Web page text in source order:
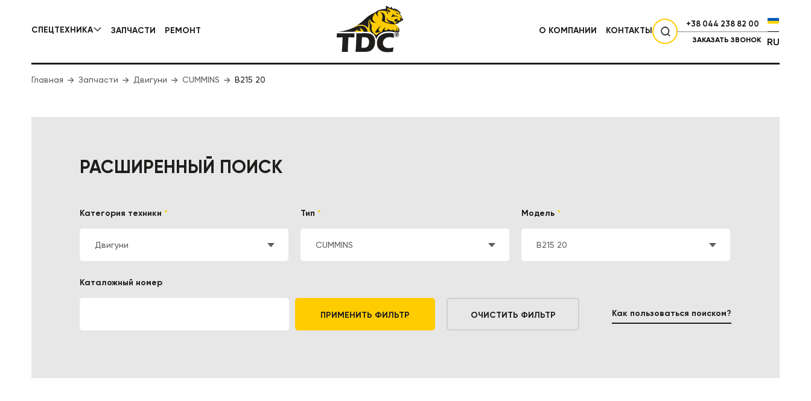
СПЕЦТЕХНИКА
КОММУНАЛЬНАЯ СПЕЦТЕХНИКА ДОРОЖНАЯ СПЕЦТЕХНИКА
СТРОИТЕЛЬНАЯ СПЕЦТЕХНИКА
ЗАПЧАСТИ РЕМОНТ О КОМПАНИИ КОНТАКТЫ
+38 044 238 82 00
ЗАКАЗАТЬ ЗВОНОК RU
Главная Запчасти Двигуни CUMMINS B215 20
РАСШИРЕННЫЙ ПОИСК
Категория техники *
Двигуни
Тип *
CUMMINS
Модель *
B215 20
Каталожный номер
ПРИМЕНИТЬ ФИЛЬТР ОЧИСТИТЬ ФИЛЬТР Как пользоваться поиском?